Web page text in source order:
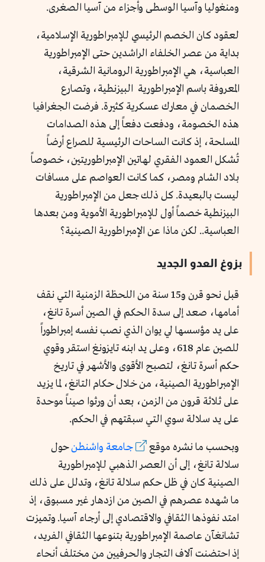
ومنغوليا وآسيا الوسطى وأجزاء من آسيا الصغرى.
لعقود كان الخصم الرئيسي للإمبراطورية الإسلامية،
بداية من عصر الخلفاء الراشدين حتى الإمبراطورية
العباسية، هي الإمبراطورية الرومانية الشرقية،
المعروفة باسم الإمبراطورية البيزنطية، وتصارع
الخصمان في معارك عسكرية كثيرة. فرضت الجغرافيا
هذه الخصومة، ودفعت دفعاً إلى هذه الصدامات
المسلحة، إذ كانت الساحات الرئيسية للصراع أرضاً
تُشكل العمود الفقري لهاتين الإمبراطوريتين، خصوصاً
بلاد الشام ومصر، كما كانت العواصم على مسافات
ليست بالبعيدة. كل ذلك جعل من الإمبراطورية
البيزنطية خصماً أول للإمبراطورية الأموية ومن بعدها
العباسية.. لكن ماذا عن الإمبراطورية الصينية؟
بزوغ العدو الجديد
قبل نحو قرن و15 سنة من اللحظة الزمنية التي نقف
أمامها، صعد إلى سدة الحكم في الصين أسرة تانغ،
على يد مؤسسها لي يوان الذي نصب نفسه إمبراطوراً
للصين عام 618، وعلى يد ابنه تايزونغ استقر وقوي
حكم أسرة تانغ، لتصبح الأقوى والأشهر في تاريخ
الإمبراطورية الصينية، من خلال حكام التانغ، لما يزيد
على ثلاثة قرون من الزمن، بعد أن ورثوا صيناً موحدة
على يد سلالة سوي التي سبقتهم في الحكم.
وبحسب ما نشره موقع جامعة واشنطنحول
سلالة تانغ، إلى أن العصر الذهبي للإمبراطورية
الصينية كان في ظل حكم سلالة تانغ، وتدلل على ذلك
ما شهده عصرهم في الصين من ازدهار غير مسبوق، إذ
امتد نفوذها الثقافي والاقتصادي إلى أرجاء آسيا. وتميزت
تشانغآن عاصمة الإمبراطورية بتنوعها الثقافي الفريد،
إذ احتضنت آلاف التجار والحرفيين من مختلف أنحاء